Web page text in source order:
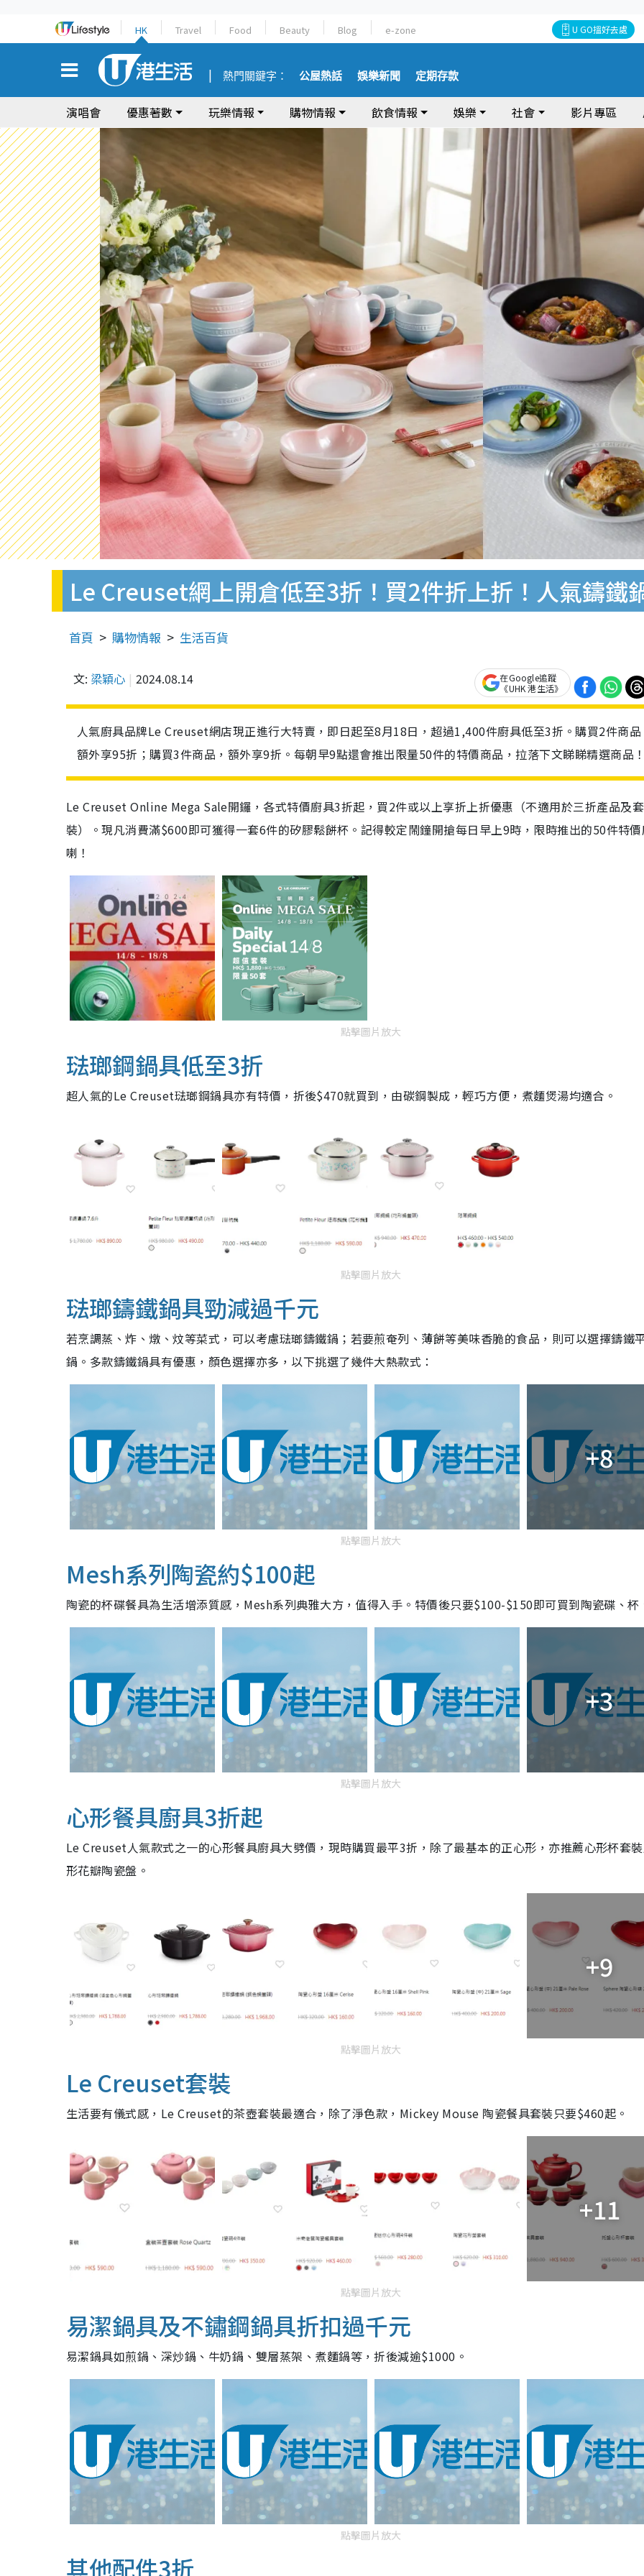
HK Travel Food Beauty Blog e-zone U GO搵好去處
熱門關鍵字： 公屋熱話 娛樂新聞 定期存款
演唱會 優惠著數 玩樂情報 購物情報 飲食情報 娛樂 社會 影片專區
Le Creuset網上開倉低至3折！買2件折上折！人氣鑄鐵
首頁 購物情報 生活百貨
文: 梁穎心 2024.08.14
在Google追蹤
《UHK 港生活》
人氣廚具品牌Le Creuset網店現正進行大特賣，即日起至8月18日，超過1,400件廚具低至3折。購買2件商
額外享95折；購買3件商品，額外享9折。每朝早9點還會推出限量50件的特價商品，拉落下文睇睇精選商品
Le Creuset Online Mega Sale開鑼，各式特價廚具3折起，買2件或以上享折上折優惠（不適用於三折產品及套
裝）。現凡消費滿$600即可獲得一套6件的矽膠鬆餅杯。記得較定鬧鐘開搶每日早上9時，限時推出的50件特
喇！
點擊圖片放大
琺瑯鋼鍋具低至3折
超人氣的Le Creuset琺瑯鋼鍋具亦有特價，折後$470就買到，由碳鋼製成，輕巧方便，煮麵煲湯均適合。
點擊圖片放大
琺瑯鑄鐵鍋具勁減過千元
若烹調蒸、炸、燉、炆等菜式，可以考慮琺瑯鑄鐵鍋；若要煎奄列、薄餅等美味香脆的食品，則可以選擇鑄鐵
鍋。多款鑄鐵鍋具有優惠，顏色選擇亦多，以下挑選了幾件大熱款式：
+8
點擊圖片放大
Mesh系列陶瓷約$100起
陶瓷的杯碟餐具為生活增添質感，Mesh系列典雅大方，值得入手。特價後只要$100-$150即可買到陶瓷碟、杯
+3
點擊圖片放大
心形餐具廚具3折起
Le Creuset人氣款式之一的心形餐具廚具大劈價，現時購買最平3折，除了最基本的正心形，亦推薦心形杯套
形花瓣陶瓷盤。
+9
點擊圖片放大
Le Creuset套裝
生活要有儀式感，Le Creuset的茶壺套裝最適合，除了淨色款，Mickey Mouse 陶瓷餐具套裝只要$460起。
+11
點擊圖片放大
易潔鍋具及不鏽鋼鍋具折扣過千元
易潔鍋具如煎鍋、深炒鍋、牛奶鍋、雙層蒸架、煮麵鍋等，折後減逾$1000。
點擊圖片放大
其他配件3折